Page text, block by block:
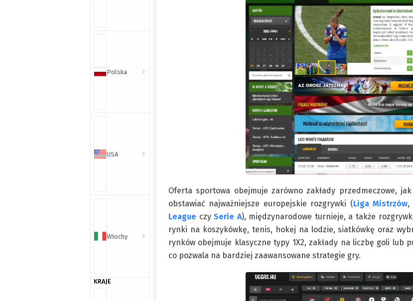
Polska
USA
Włochy
KRAJE
Oferta sportowa obejmuje zarówno zakłady przedmeczowe,
obstawiać najważniejsze europejskie rozgrywki (Liga Mistrzów,
League czySerie A), międzynarodowe turnieje, a także
rynki na koszykówkę, tenis, hokej na lodzie, siatkówkę oraz
rynków obejmuje klasyczne typy 1X2, zakłady na liczbę goli lub
co pozwala na bardziej zaawansowane strategie gry.